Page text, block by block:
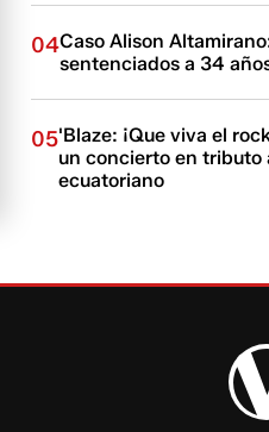
04Caso Alison
sentenciados a 34
05'Blaze: ¡Que viva el
un concierto en tributo
ecuatoriano